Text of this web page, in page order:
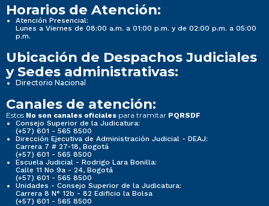
Horarios de Atención:
Atención Presencial:
Lunes a Viernes de 08:00 a.m. a 01:00 p.m. y de 02:00 p.m. a 05:00
p.m.
Ubicación de Despachos Judiciales
y Sedes administrativas:
Directorio Nacional
Canales de atención:
Estos No son canales oficiales para tramitar PQRSDF
Consejo Superior de la Judicatura:
(+57) 601 - 565 8500
Dirección Ejecutiva de Administración Judicial - DEAJ:
Carrera 7 # 27-18, Bogotá
(+57) 601 - 565 8500
Escuela Judicial - Rodrigo Lara Bonilla:
Calle 11 No 9a - 24, Bogotá
(+57) 601 - 565 8500
Unidades - Consejo Superior de la Judicatura:
Carrera 8 N° 12b - 82 Edificio la Bolsa
(+57) 601 - 565 8500